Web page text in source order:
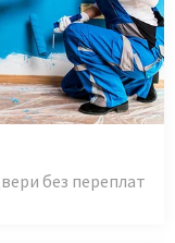
без переплат